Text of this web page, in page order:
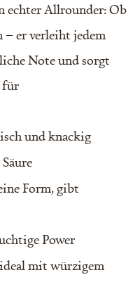
echter Allrounder: Ob
– er verleiht jedem
Note und sorgt
für
und knackig
Form, gibt
Power
mit würzigem